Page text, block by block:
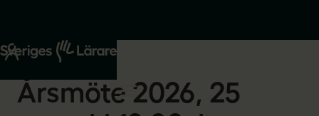
Start
Om oss
2026-02-01
Årsmöte 2026, 25